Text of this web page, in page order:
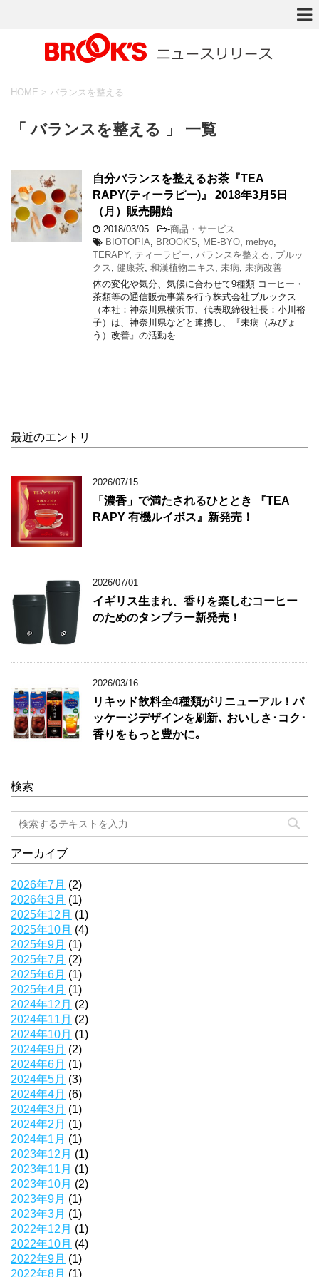
HOME > バランスを整える
「 バランスを整える 」 一覧
自分バランスを整えるお茶『TEA
RAPY(ティーラピー)』 2018年3月5日
（月）販売開始
2018/03/05 -商品・サービス
BIOTOPIA
BROOK'S ME-BYO mebyo
TERAPY, ティーラピー バランスを整える
ブルッ
クス
健康茶 和漢植物エキス 未病
未病改善
体の変化や気分、気候に合わせて9種類 コーヒー・
茶類等の通信販売事業を行う株式会社ブルックス
（本社：神奈川県横浜市、代表取締役社長：小川裕
子）は、神奈川県などと連携し、『未病（みびょ
う）改善』の活動を …
最近のエントリ
2026/07/15
「濃香」で満たされるひととき 『TEA
RAPY 有機ルイボス』新発売！
2026/07/01
イギリス生まれ、香りを楽しむコーヒー
のためのタンブラー新発売！
2026/03/16
リキッド飲料全4種類がリニューアル！パ
ッケージデザインを刷新､ おいしさ･コク･
香りをもっと豊かに｡
検索
アーカイブ
2026年7月 (2)
2026年3月 (1)
2025年12月 (1)
2025年10月 (4)
2025年9月 (1)
2025年7月 (2)
2025年6月 (1)
2025年4月 (1)
2024年12月 (2)
2024年11月 (2)
2024年10月 (1)
2024年9月 (2)
2024年6月 (1)
2024年5月 (3)
2024年4月 (6)
2024年3月 (1)
2024年2月 (1)
2024年1月 (1)
2023年12月 (1)
2023年11月 (1)
2023年10月 (2)
2023年9月 (1)
2023年3月 (1)
2022年12月 (1)
2022年10月 (4)
2022年9月 (1)
2022年8月 (1)